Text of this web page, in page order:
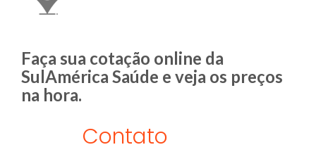
Faça sua cotação online da
SulAmérica Saúde e veja os preços
na hora.
Contato